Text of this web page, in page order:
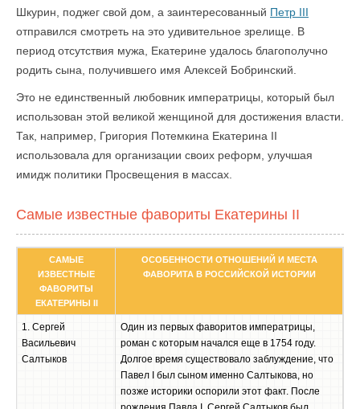
Шкурин, поджег свой дом, а заинтересованный Петр III
отправился смотреть на это удивительное зрелище. В
период отсутствия мужа, Екатерине удалось благополучно
родить сына, получившего имя Алексей Бобринский.
Это не единственный любовник императрицы, который был
использован этой великой женщиной для достижения власти.
Так, например, Григория Потемкина Екатерина II
использовала для организации своих реформ, улучшая
имидж политики Просвещения в массах.
Самые известные фавориты Екатерины II
САМЫЕ
ИЗВЕСТНЫЕ
ФАВОРИТЫ
ЕКАТЕРИНЫ II
ОСОБЕННОСТИ ОТНОШЕНИЙ И МЕСТА
ФАВОРИТА В РОССИЙСКОЙ ИСТОРИИ
1. Сергей
Васильевич
Салтыков
Один из первых фаворитов императрицы,
роман с которым начался еще в 1754 году.
Долгое время существовало заблуждение, что
Павел I был сыном именно Салтыкова, но
позже историки оспорили этот факт. После